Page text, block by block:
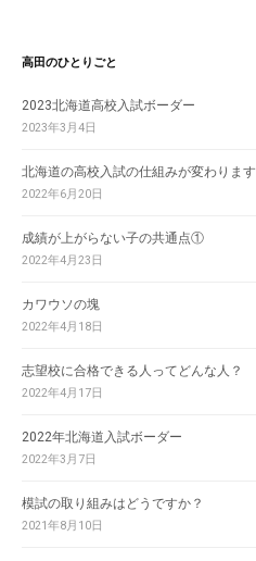
高田のひとりごと
2023北海道高校入試ボーダー
2023年3月4日
北海道の高校入試の仕組みが変わります
2022年6月20日
成績が上がらない子の共通点①
2022年4月23日
カワウソの塊
2022年4月18日
志望校に合格できる人ってどんな人？
2022年4月17日
2022年北海道入試ボーダー
2022年3月7日
模試の取り組みはどうですか？
2021年8月10日